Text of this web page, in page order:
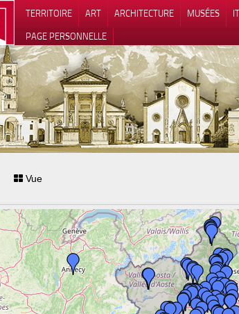
TERRITOIRE ART ARCHITECTURE MUSÉES
PAGE PERSONNELLE
Vue